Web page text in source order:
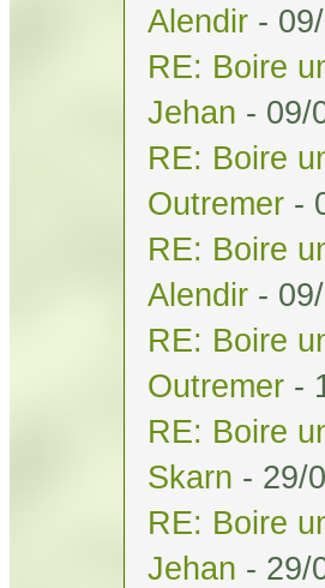
Alendir -
RE: Boire
Jehan - 09/
RE: Boire
Outremer -
RE: Boire
Alendir -
RE: Boire
Outremer -
RE: Boire
Skarn - 29/
RE: Boire
Jehan - 29/